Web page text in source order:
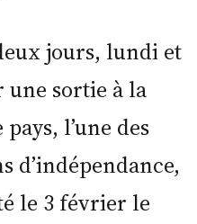
jours, lundi et
sortie à la
l’une des
d’indépendance,
le 3 février le